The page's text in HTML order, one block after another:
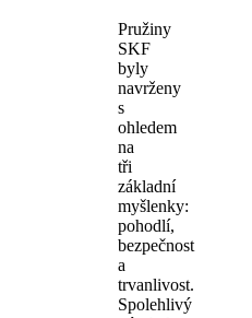
Pružiny
SKF
byly
navrženy
s
ohledem
na
tři
základní
myšlenky:
pohodlí,
bezpečnost
a
trvanlivost.
Spolehlivý